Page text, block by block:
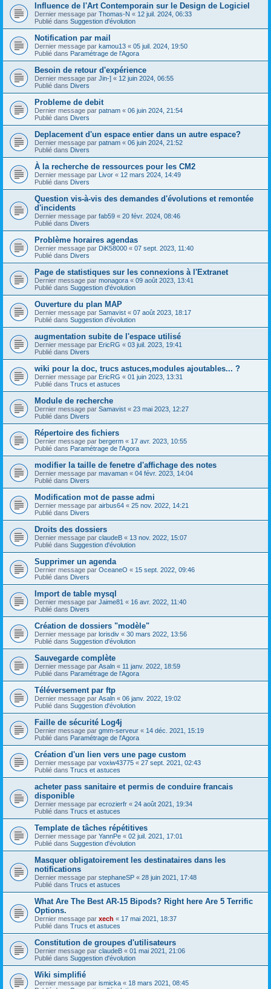
Influence de l'Art Contemporain sur le Design de Logiciel
Dernier message par Thomas-N « 12 juil. 2024, 06:33
Publié dans Suggestion d'évolution
Notification par mail
Dernier message par kamou13 « 05 juil. 2024, 19:50
Publié dans Paramétrage de l'Agora
Besoin de retour d'expérience
Dernier message par Jin-] « 12 juin 2024, 06:55
Publié dans Divers
Probleme de debit
Dernier message par patnam « 06 juin 2024, 21:54
Publié dans Divers
Deplacement d'un espace entier dans un autre espace?
Dernier message par patnam « 06 juin 2024, 21:52
Publié dans Divers
À la recherche de ressources pour les CM2
Dernier message par Livor « 12 mars 2024, 14:49
Publié dans Divers
Question vis-à-vis des demandes d'évolutions et remontée
d'incidents
Dernier message par fab59 « 20 févr. 2024, 08:46
Publié dans Divers
Problème horaires agendas
Dernier message par DiK58000 « 07 sept. 2023, 11:40
Publié dans Divers
Page de statistiques sur les connexions à l'Extranet
Dernier message par monagora « 09 août 2023, 13:41
Publié dans Suggestion d'évolution
Ouverture du plan MAP
Dernier message par Samavist « 07 août 2023, 18:17
Publié dans Suggestion d'évolution
augmentation subite de l'espace utilisé
Dernier message par EricRG « 03 juil. 2023, 19:41
Publié dans Divers
wiki pour la doc, trucs astuces,modules ajoutables... ?
Dernier message par EricRG « 01 juin 2023, 13:31
Publié dans Trucs et astuces
Module de recherche
Dernier message par Samavist « 23 mai 2023, 12:27
Publié dans Divers
Répertoire des fichiers
Dernier message par bergerm « 17 avr. 2023, 10:55
Publié dans Paramétrage de l'Agora
modifier la taille de fenetre d'affichage des notes
Dernier message par mavaman « 04 févr. 2023, 14:04
Publié dans Divers
Modification mot de passe admi
Dernier message par airbus64 « 25 nov. 2022, 14:21
Publié dans Divers
Droits des dossiers
Dernier message par claudeB « 13 nov. 2022, 15:07
Publié dans Suggestion d'évolution
Supprimer un agenda
Dernier message par OceaneO « 15 sept. 2022, 09:46
Publié dans Divers
Import de table mysql
Dernier message par Jaime81 « 16 avr. 2022, 11:40
Publié dans Divers
Création de dossiers "modèle"
Dernier message par lorisdiv « 30 mars 2022, 13:56
Publié dans Suggestion d'évolution
Sauvegarde complète
Dernier message par Asaln « 11 janv. 2022, 18:59
Publié dans Paramétrage de l'Agora
Téléversement par ftp
Dernier message par Asaln « 06 janv. 2022, 19:02
Publié dans Suggestion d'évolution
Faille de sécurité Log4j
Dernier message par gmm-serveur « 14 déc. 2021, 15:19
Publié dans Paramétrage de l'Agora
Création d'un lien vers une page custom
Dernier message par voxiw43775 « 27 sept. 2021, 02:43
Publié dans Trucs et astuces
acheter pass sanitaire et permis de conduire francais
disponible
Dernier message par ecrozierfr « 24 août 2021, 19:34
Publié dans Trucs et astuces
Template de tâches répétitives
Dernier message par YannPe « 02 juil. 2021, 17:01
Publié dans Suggestion d'évolution
Masquer obligatoirement les destinataires dans les
notifications
Dernier message par stephaneSP « 28 juin 2021, 17:48
Publié dans Trucs et astuces
What Are The Best AR-15 Bipods? Right here Are 5 Terrific
Options.
Dernier message par xech « 17 mai 2021, 18:37
Publié dans Trucs et astuces
Constitution de groupes d'utilisateurs
Dernier message par claudeB « 01 mai 2021, 21:06
Publié dans Suggestion d'évolution
Wiki simplifié
Dernier message par ismicka « 18 mars 2021, 08:45